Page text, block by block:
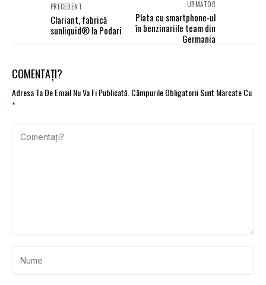
PRECEDENT
Clariant, fabrică
sunliquid® la Podari
URMĂTOR
Plata cu smartphone-ul
în benzinariile team din
Germania
COMENTAȚI?
Adresa Ta De Email Nu Va Fi Publicată. Câmpurile Obligatorii Sunt Marcate Cu
*